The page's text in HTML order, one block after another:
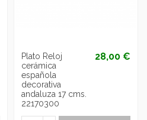
Plato Reloj
cerámica
española
decorativa
andaluza 17 cms.
22170300
28,00 €